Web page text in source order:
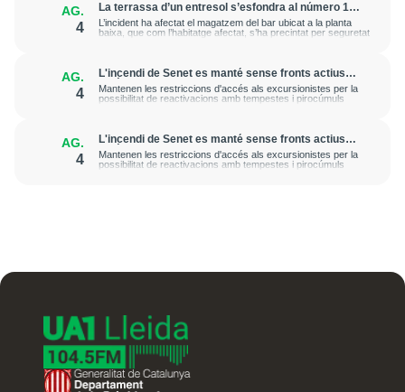
AG.
4
La terrassa d’un entresol s’esfondra al número 15
del carrer Pi i Margall de Lleida sense causar ferits
L’incident ha afectat el magatzem del bar ubicat a la planta
baixa, que com l’habitatge afectat, s’ha precintat per seguretat
AG.
4
L'incendi de Senet es manté sense fronts actius
però amb punts calents que poden durar dies o
setmanes
Mantenen les restriccions d'accés als excursionistes per la
possibilitat de reactivacions amb tempestes i pirocúmuls
AG.
4
L'incendi de Senet es manté sense fronts actius
però amb punts calents que poden durar dies o
setmanes
Mantenen les restriccions d'accés als excursionistes per la
possibilitat de reactivacions amb tempestes i pirocúmuls